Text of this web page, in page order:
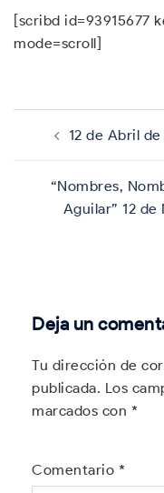
[scribd id=93915677
mode=scroll]
Navegación
entradas
12 de Abril
“Nombres,
Aguilar” 12
Deja un
Tu dirección de
publicada. Los
marcados con *
Comentario *